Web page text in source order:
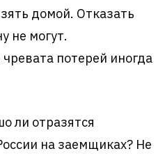
домой. Отказать
не могут.
потерей иногда
ли отразятся
на заемщиках? Не